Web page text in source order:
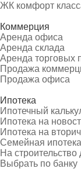
ЖК комфорт
Коммерция
Аренда офиса
Аренда склада
Аренда торговых
Продажа
Продажа офиса
Ипотека
Ипотечный
Ипотека на
Ипотека на
Семейная ипотека
На строительство
Выбрать по банку